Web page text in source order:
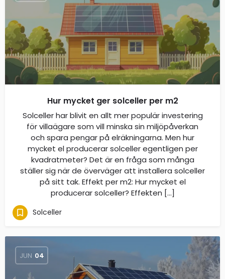
Hur mycket ger solceller per m2
Solceller har blivit en allt mer populär investering
för villaägare som vill minska sin miljöpåverkan
och spara pengar på elräkningarna. Men hur
mycket el producerar solceller egentligen per
kvadratmeter? Det är en fråga som många
ställer sig när de överväger att installera solceller
på sitt tak. Effekt per m2: Hur mycket el
producerar solceller? Effekten […]
Solceller
JUN 04